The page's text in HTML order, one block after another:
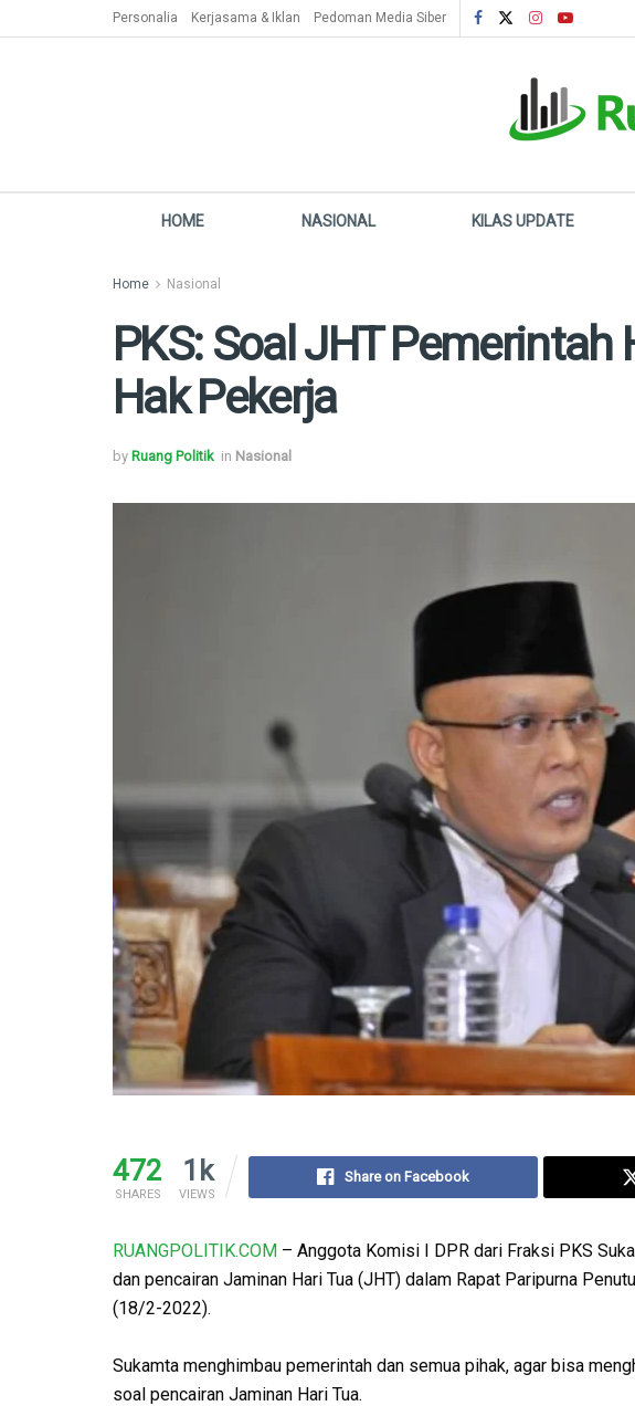
Personalia Kerjasama & Iklan Pedoman Media Siber
HOME NASIONAL KILAS UPDATE
Home Nasional
PKS: Soal JHT
Hak Pekerja
by Ruang Politik in Nasional
472
SHARES
1k
VIEWS
Share on Facebook
RUANGPOLITIK.COM – Anggota Komisi I DPR dari Fraksi PKS
dan pencairan Jaminan Hari Tua (JHT) dalam Rapat Paripurna
(18/2-2022).
Sukamta menghimbau pemerintah dan semua pihak, agar bisa
soal pencairan Jaminan Hari Tua.